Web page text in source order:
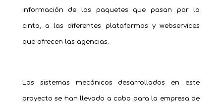
información de los paquetes que pasan por la
cinta, a las diferentes plataformas y webservices
que ofrecen las agencias.
Los sistemas mecánicos desarrollados en este
proyecto se han llevado a cabo para la empresa de